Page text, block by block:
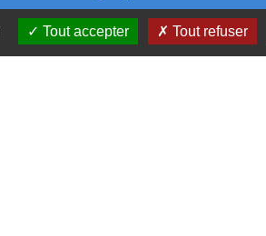
Frais de port à prix coûtant
Tout accepter Tout refuser